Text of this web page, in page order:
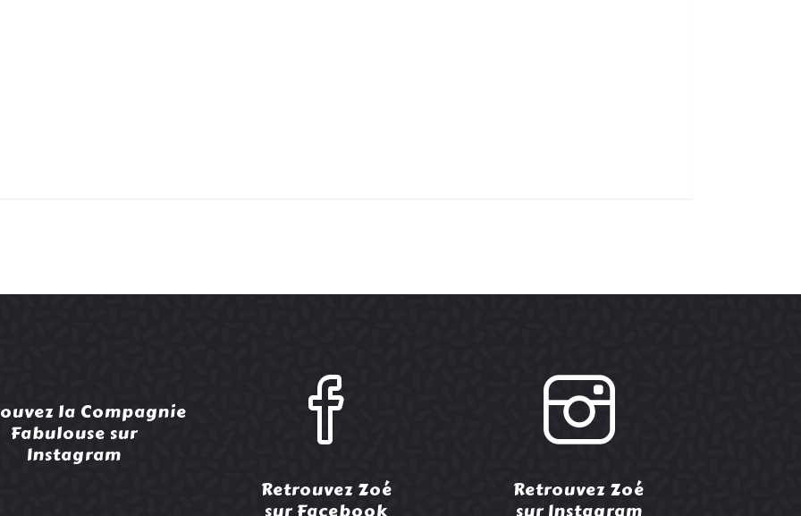
la Compagnie
Fabulouse sur
Instagram
Retrouvez Zoé
Retrouvez Zoé